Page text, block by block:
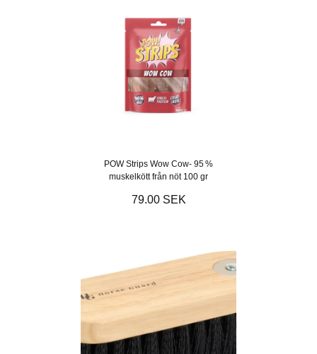
POW Strips Wow Cow- 95 %
muskelkött från nöt 100 gr
79.00 SEK